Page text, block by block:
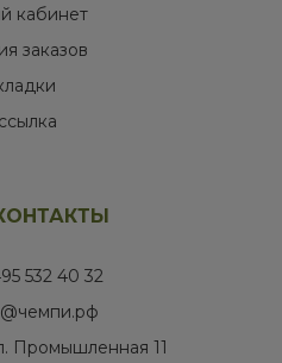
кабинет
заказов
532 40 32
Промышленная 11